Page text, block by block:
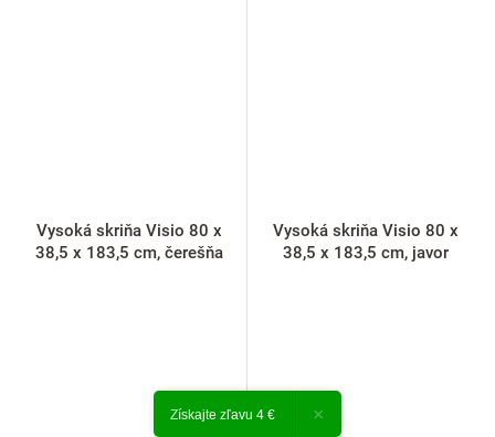
Vysoká skriňa Visio 80 x
38,5 x 183,5 cm, čerešňa
Vysoká skriňa Visio 80 x
38,5 x 183,5 cm, javor
Získajte zľavu 4 € ×